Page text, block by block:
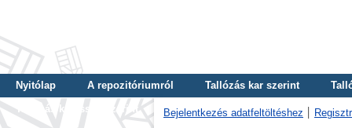
Nyitólap A repozitóriumról Tallózás kar szerint
Tallózás kulcsszó szerint
Bejelentkezés adatfeltöltéshez